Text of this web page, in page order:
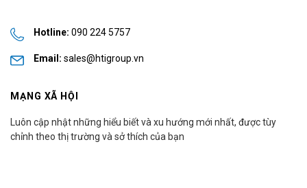
Hotline: 090 224 5757
Email: sales@htigroup.vn
MẠNG XÃ HỘI
Luôn cập nhật những hiểu biết và xu hướng mới nhất, được tùy
chỉnh theo thị trường và sở thích của bạn